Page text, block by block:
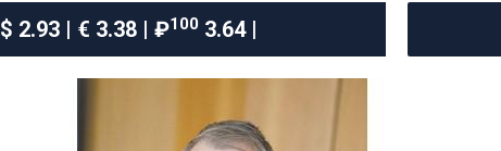
$ 2.93 | € 3.38 | ₽1003.64 |